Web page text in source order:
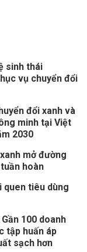
sinh thái
vụ chuyển đổi
đổi xanh và
minh tại Việt
2030
mở đường
hoàn
quen tiêu dùng
100 doanh
tập huấn áp
sạch hơn